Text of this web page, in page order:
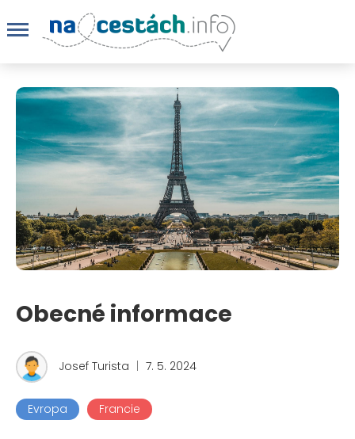
Obecné informace
Josef Turista | 7. 5. 2024
Evropa Francie